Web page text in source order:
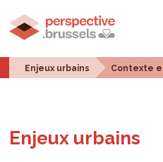
Enjeux urbains Contexte
Enjeux urbains